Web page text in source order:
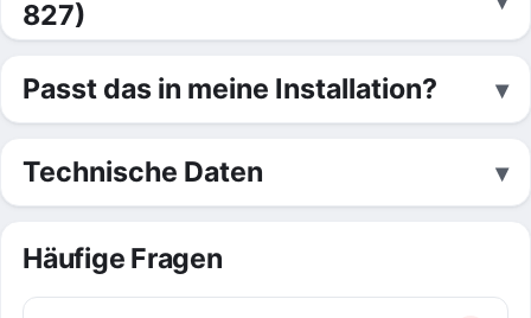
827)
Passt das in meine Installation?
Technische Daten
Häufige Fragen